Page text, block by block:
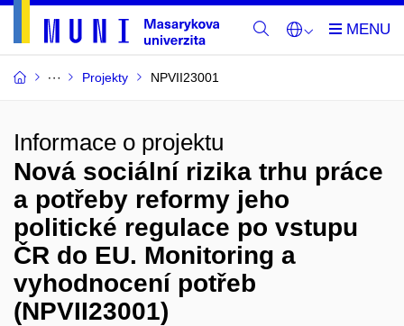
Projekty NPVII23001
Informace o projektu
Nová sociální rizika trhu práce
a potřeby reformy jeho
politické regulace po vstupu
ČR do EU. Monitoring a
vyhodnocení potřeb
(NPVII23001)